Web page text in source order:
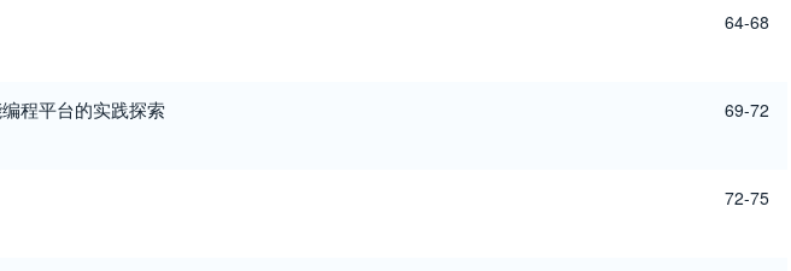
64-68
程平台的实践探索 69-72
72-75